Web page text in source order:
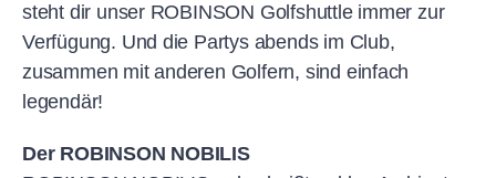
steht dir unser ROBINSON Golfshuttle immer zur
Verfügung. Und die Partys abends im Club,
zusammen mit anderen Golfern, sind einfach
legendär!
Der ROBINSON NOBILIS